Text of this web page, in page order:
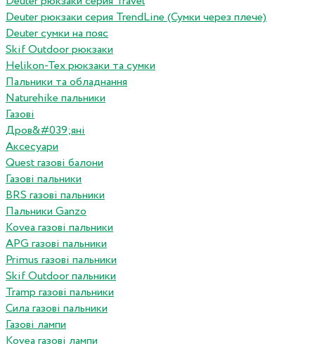
Deuter рюкзаки серия TrendLine (Сумки через плече)
Deuter сумки на пояс
Skif Outdoor рюкзаки
Helikon-Tex рюкзаки та сумки
Пальники та обладнання
Naturehike пальники
Газові
Дров&#039;яні
Аксесуари
Quest газові балони
Газові пальники
BRS газові пальники
Пальники Ganzo
Kovea газові пальники
APG газові пальники
Primus газові пальники
Skif Outdoor пальники
Tramp газові пальники
Сила газові пальники
Газові лампи